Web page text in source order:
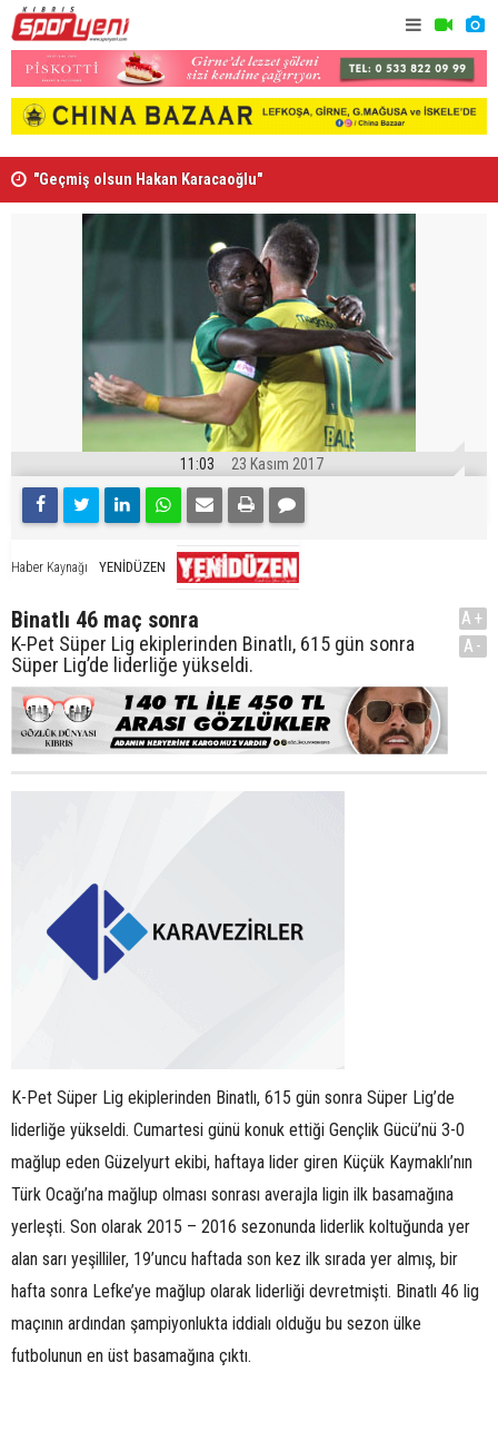
"Geçmiş olsun Hakan Karacaoğlu"
11:03 23 Kasım 2017
Haber Kaynağı YENİDÜZEN
Binatlı 46 maç sonra
K-Pet Süper Lig ekiplerinden Binatlı, 615 gün sonra
Süper Lig’de liderliğe yükseldi.
A+
A-
K-Pet Süper Lig ekiplerinden Binatlı, 615 gün sonra Süper Lig’de
liderliğe yükseldi. Cumartesi günü konuk ettiği Gençlik Gücü’nü 3-0
mağlup eden Güzelyurt ekibi, haftaya lider giren Küçük Kaymaklı’nın
Türk Ocağı’na mağlup olması sonrası averajla ligin ilk basamağına
yerleşti. Son olarak 2015 – 2016 sezonunda liderlik koltuğunda yer
alan sarı yeşilliler, 19’uncu haftada son kez ilk sırada yer almış, bir
hafta sonra Lefke’ye mağlup olarak liderliği devretmişti. Binatlı 46 lig
maçının ardından şampiyonlukta iddialı olduğu bu sezon ülke
futbolunun en üst basamağına çıktı.